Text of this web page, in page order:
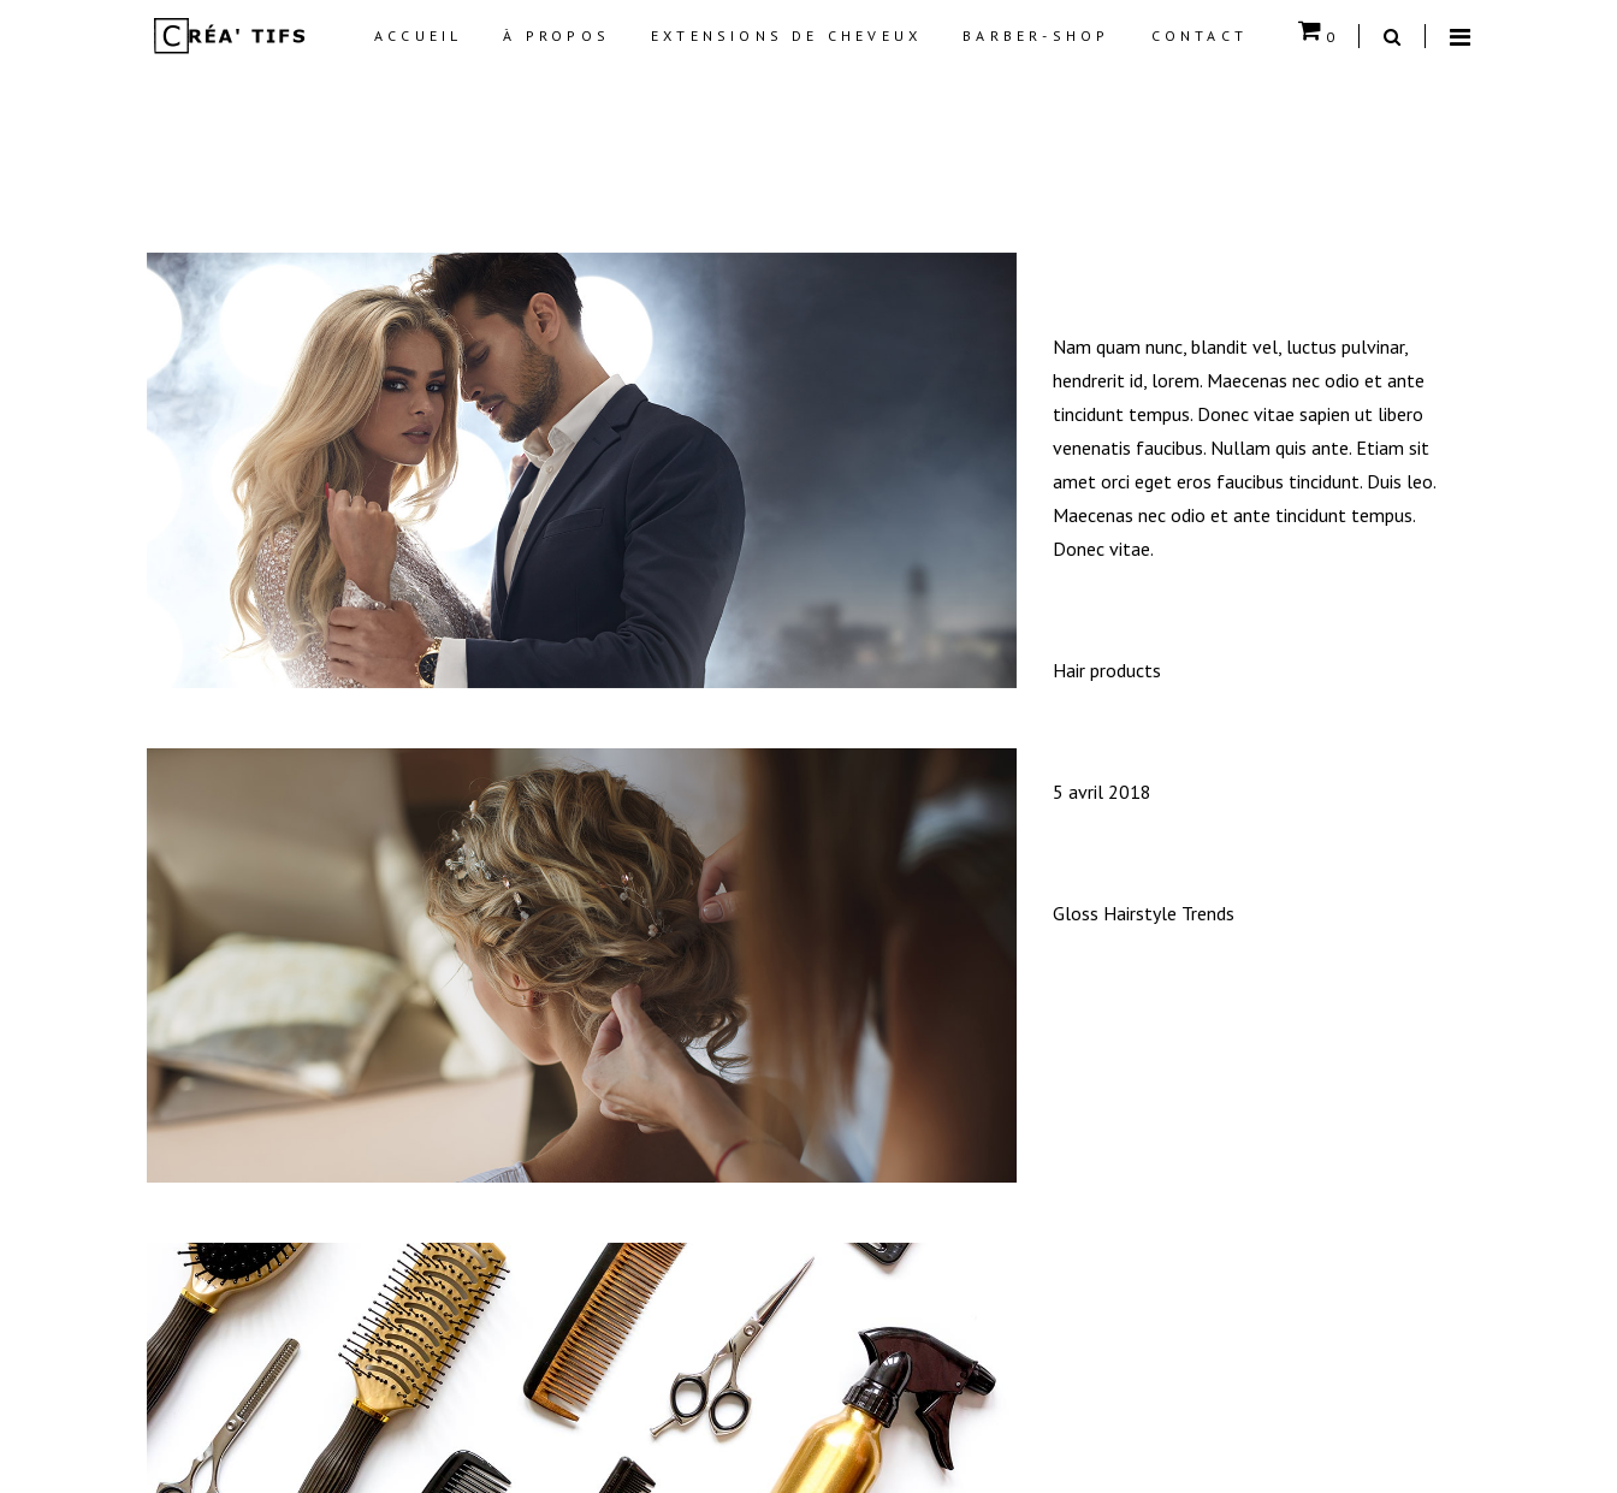
ACCUEIL À PROPOS EXTENSIONS DE CHEVEUX BARBER-SHOP CONTACT 0
Nam quam nunc, blandit vel, luctus pulvinar,
hendrerit id, lorem. Maecenas nec odio et ante
tincidunt tempus. Donec vitae sapien ut libero
venenatis faucibus. Nullam quis ante. Etiam sit
amet orci eget eros faucibus tincidunt. Duis leo.
Maecenas nec odio et ante tincidunt tempus.
Donec vitae.
Hair products
5 avril 2018
Gloss Hairstyle Trends